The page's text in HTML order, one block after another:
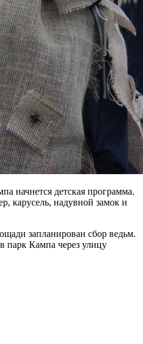
начнется детская программа.
карусель, надувной замок и
запланирован сбор ведьм.
парк Кампа через улицу